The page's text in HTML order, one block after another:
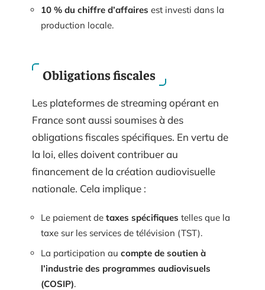
10 % du chiffre d’affaires est investi dans la
production locale.
Obligations fiscales
Les plateformes de streaming opérant en
France sont aussi soumises à des
obligations fiscales spécifiques. En vertu de
la loi, elles doivent contribuer au
financement de la création audiovisuelle
nationale. Cela implique :
Le paiement de taxes spécifiques telles que la
taxe sur les services de télévision (TST).
La participation au compte de soutien à
l’industrie des programmes audiovisuels
(COSIP).